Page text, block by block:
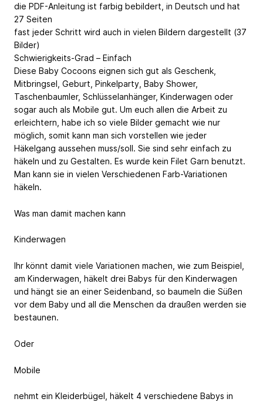
die PDF-Anleitung ist farbig bebildert, in Deutsch und hat
27 Seiten
fast jeder Schritt wird auch in vielen Bildern dargestellt (37
Bilder)
Schwierigkeits-Grad – Einfach
Diese Baby Cocoons eignen sich gut als Geschenk,
Mitbringsel, Geburt, Pinkelparty, Baby Shower,
Taschenbaumler, Schlüsselanhänger, Kinderwagen oder
sogar auch als Mobile gut. Um euch allen die Arbeit zu
erleichtern, habe ich so viele Bilder gemacht wie nur
möglich, somit kann man sich vorstellen wie jeder
Häkelgang aussehen muss/soll. Sie sind sehr einfach zu
häkeln und zu Gestalten. Es wurde kein Filet Garn benutzt.
Man kann sie in vielen Verschiedenen Farb-Variationen
häkeln.
Was man damit machen kann
Kinderwagen
Ihr könnt damit viele Variationen machen, wie zum Beispiel,
am Kinderwagen, häkelt drei Babys für den Kinderwagen
und hängt sie an einer Seidenband, so baumeln die Süßen
vor dem Baby und all die Menschen da draußen werden sie
bestaunen.
Oder
Mobile
nehmt ein Kleiderbügel, häkelt 4 verschiedene Babys in